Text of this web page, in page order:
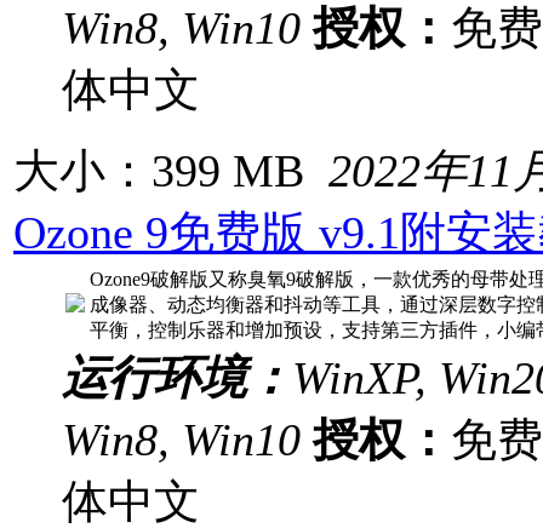
Win8, Win10 授权： 免
体中文
大小：399 MB 2022年11
Ozone 9免费版 v9.1附安
Ozone9破解版又称臭氧9破解版，一款优秀的母带
成像器、动态均衡器和抖动等工具，通过深层数字
平衡，控制乐器和增加预设，支持第三方插件，小编
运行环境： WinXP,
Win8, Win10 授权： 免
体中文